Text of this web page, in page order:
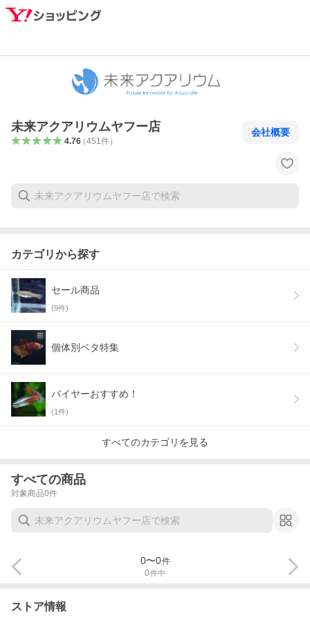
未来アクアリウムヤフー店
4.76（451 件）
会社概要
カテゴリから探す
セール商品
(9件)
個体別ベタ特集
バイヤーおすすめ！
(1件)
すべてのカテゴリを見る
すべての商品
対象商品0件
0件中
0〜0件
ストア情報